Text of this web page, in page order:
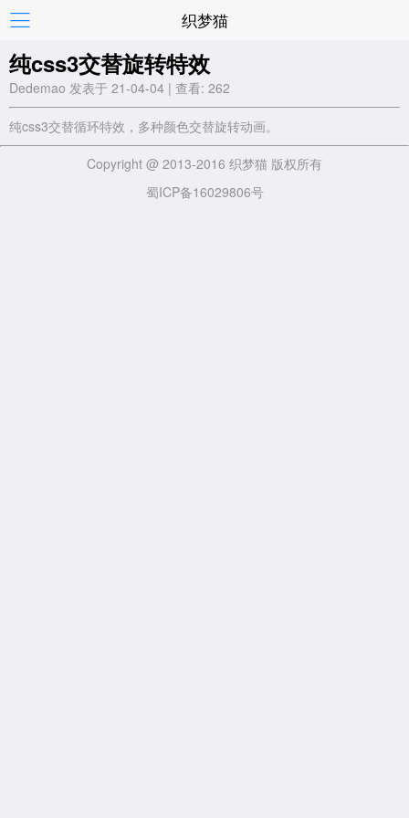
织梦猫
纯css3交替旋转特效
Dedemao 发表于 21-04-04 | 查看: 262
纯css3交替循环特效，多种颜色交替旋转动画。
Copyright @ 2013-2016 织梦猫 版权所有
蜀ICP备16029806号